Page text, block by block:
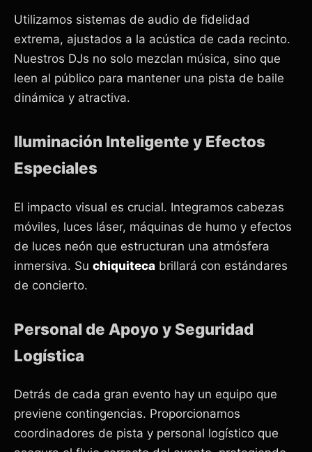
Utilizamos sistemas de audio de fidelidad
extrema, ajustados a la acústica de cada recinto.
Nuestros DJs no solo mezclan música, sino que
leen al público para mantener una pista de baile
dinámica y atractiva.
Iluminación Inteligente y Efectos
Especiales
El impacto visual es crucial. Integramos cabezas
móviles, luces láser, máquinas de humo y efectos
de luces neón que estructuran una atmósfera
inmersiva. Su chiquiteca brillará con estándares
de concierto.
Personal de Apoyo y Seguridad
Logística
Detrás de cada gran evento hay un equipo que
previene contingencias. Proporcionamos
coordinadores de pista y personal logístico que